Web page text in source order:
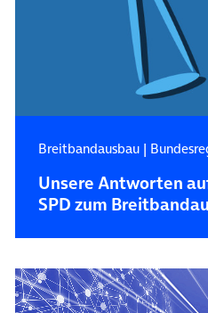
Breitbandausbau|
Unsere Antworten
SPD zum